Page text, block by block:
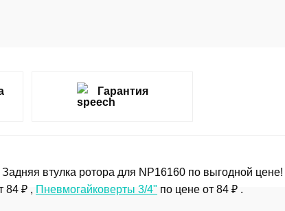
втулка ротора для NP16160 по выгодной
84 ₽ , Пневмогайковерты 3/4" по цене от 84 ₽ .
Гарантия